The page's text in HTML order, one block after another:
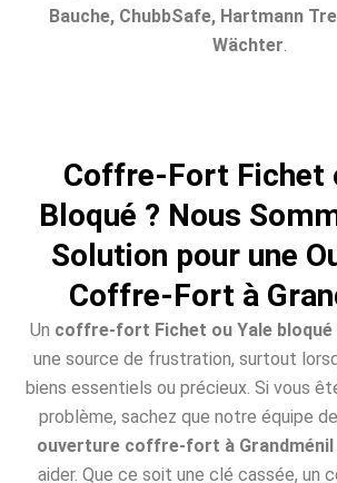
Bauche, ChubbSafe, Hartmann
Wächter.
Coffre-Fort Fichet
Bloqué ? Nous
Solution pour une
Coffre-Fort à
Un coffre-fort Fichet ou Yale bloqué
une source de frustration, surtout
biens essentiels ou précieux. Si vous
problème, sachez que notre équipe
ouverture coffre-fort à Grandménil
aider. Que ce soit une clé cassée, un